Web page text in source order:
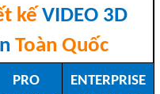
kế VIDEO 3D
Toàn Quốc
PRO
ENTERPRISE